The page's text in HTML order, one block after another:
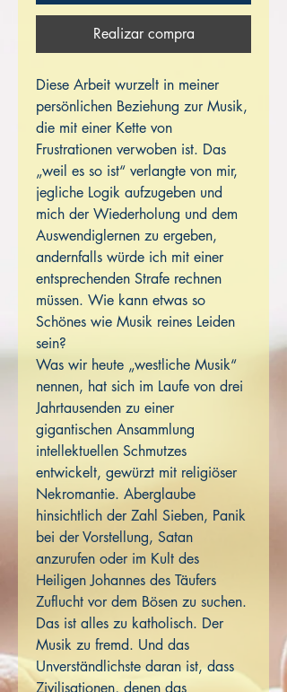
Realizar compra
Diese Arbeit wurzelt in meiner
persönlichen Beziehung zur Musik,
die mit einer Kette von
Frustrationen verwoben ist. Das
„weil es so ist“ verlangte von mir,
jegliche Logik aufzugeben und
mich der Wiederholung und dem
Auswendiglernen zu ergeben,
andernfalls würde ich mit einer
entsprechenden Strafe rechnen
müssen. Wie kann etwas so
Schönes wie Musik reines Leiden
sein?
Was wir heute „westliche Musik“
nennen, hat sich im Laufe von drei
Jahrtausenden zu einer
gigantischen Ansammlung
intellektuellen Schmutzes
entwickelt, gewürzt mit religiöser
Nekromantie. Aberglaube
hinsichtlich der Zahl Sieben, Panik
bei der Vorstellung, Satan
anzurufen oder im Kult des
Heiligen Johannes des Täufers
Zuflucht vor dem Bösen zu suchen.
Das ist alles zu katholisch. Der
Musik zu fremd. Und das
Unverständlichste daran ist, dass
Zivilisationen, denen das